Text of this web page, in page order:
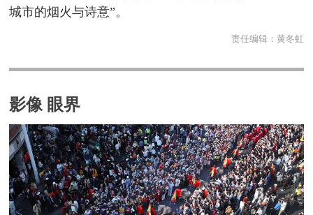
城市的烟火与诗意”。
责任编辑： 黄冬虹
影像 眼界